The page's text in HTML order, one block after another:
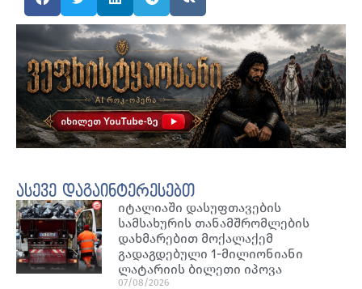
ასევე დაგაინტერესებთ
იტალიაში დასუფთავების
სამსახურის თანამშრომლების
დახმარებით მოქალაქემ
გადაგდებული 1-მილიონიანი
ლატარიის ბილეთი იპოვა
07/08/2026